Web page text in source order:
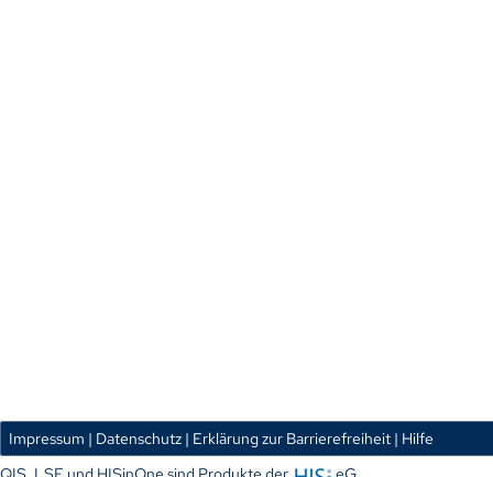
Impressum | Datenschutz | Erklärung zur Barrierefreiheit | Hilfe